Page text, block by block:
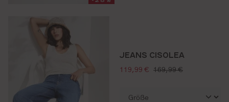
JEANS CISOLEA
verkaufspreis:
119,99 € regulärer preis:
169,99 €